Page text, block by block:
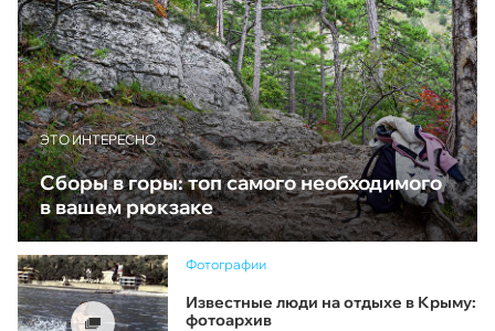
ЭТО ИНТЕРЕСНО
Сборы в горы: топ самого необходимого
в вашем рюкзаке
Фотографии
Известные люди на отдыхе в Крыму:
фотоархив